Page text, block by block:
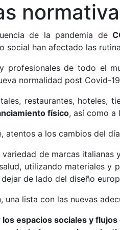
de la pandemia de
social han afectado las
profesionales de todo el
normalidad post Covid-
restaurantes, hoteles,
físico, así como a
atentos a los cambios del
de marcas
utilizando materiales y
de lado del diseño
una lista con las nuevas
los espacios sociales y